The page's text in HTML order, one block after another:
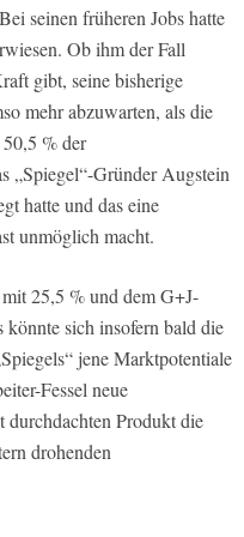
seinen früheren Jobs hatte
Ob ihm der Fall
gibt, seine bisherige
mehr abzuwarten, als die
% der
„Spiegel“-Gründer Augstein
hatte und das eine
unmöglich macht.
25,5 % und dem G+J-
könnte sich insofern bald die
jene Marktpotentiale
Fessel neue
Produkt die
drohenden